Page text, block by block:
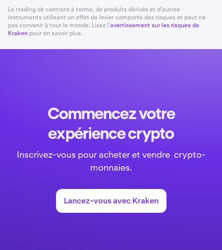
Le trading de contrats à terme, de produits dérivés et d’autres
instruments utilisant un effet de levier comporte des risques et peut ne
pas convenir à tout le monde. Lisez l’avertissement sur les risques de
Kraken pour en savoir plus.
Commencez votre
expérience crypto
Inscrivez-vous pour acheter et vendre crypto-
monnaies.
Lancez-vous avec Kraken